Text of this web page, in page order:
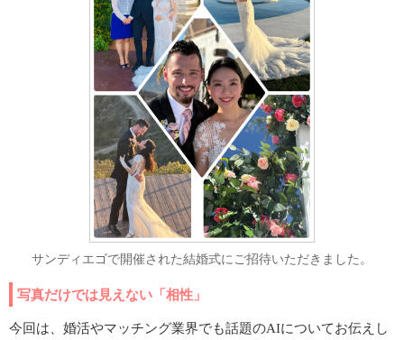
サンディエゴで開催された結婚式にご招待いただきました。
写真だけでは見えない「相性」
今回は、婚活やマッチング業界でも話題のAIについてお伝えし